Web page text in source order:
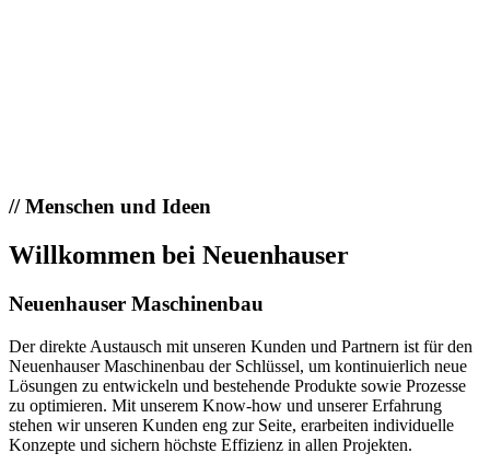
//Menschen und Ideen
Willkommen bei Neuenhauser
Neuenhauser Maschinenbau
Der direkte Austausch mit unseren Kunden und Partnern ist für den
Neuenhauser Maschinenbau der Schlüssel, um kontinuierlich neue
Lösungen zu entwickeln und bestehende Produkte sowie Prozesse
zu optimieren. Mit unserem Know-how und unserer Erfahrung
stehen wir unseren Kunden eng zur Seite, erarbeiten individuelle
Konzepte und sichern höchste Effizienz in allen Projekten.